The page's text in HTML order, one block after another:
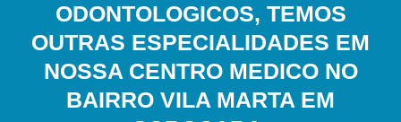
ODONTOLOGICOS, TEMOS
OUTRAS ESPECIALIDADES EM
NOSSA CENTRO MEDICO NO
BAIRRO VILA MARTA EM